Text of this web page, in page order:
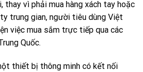
thay vì phải mua hàng xách tay hoặc
trung gian, người tiêu dùng Việt
việc mua sắm trực tiếp qua các
Quốc.
thiết bị thông minh có kết nối